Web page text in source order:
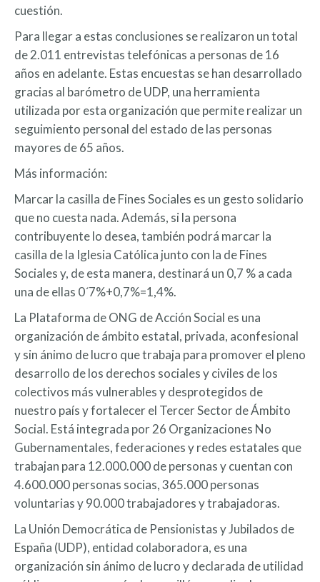
cuestión.
Para llegar a estas conclusiones se realizaron un total
de 2.011 entrevistas telefónicas a personas de 16
años en adelante. Estas encuestas se han desarrollado
gracias al barómetro de UDP, una herramienta
utilizada por esta organización que permite realizar un
seguimiento personal del estado de las personas
mayores de 65 años.
Más información:
Marcar la casilla de Fines Sociales es un gesto solidario
que no cuesta nada. Además, si la persona
contribuyente lo desea, también podrá marcar la
casilla de la Iglesia Católica junto con la de Fines
Sociales y, de esta manera, destinará un 0,7 % a cada
una de ellas 0´7%+0,7%=1,4%.
La Plataforma de ONG de Acción Social es una
organización de ámbito estatal, privada, aconfesional
y sin ánimo de lucro que trabaja para promover el pleno
desarrollo de los derechos sociales y civiles de los
colectivos más vulnerables y desprotegidos de
nuestro país y fortalecer el Tercer Sector de Ámbito
Social. Está integrada por 26 Organizaciones No
Gubernamentales, federaciones y redes estatales que
trabajan para 12.000.000 de personas y cuentan con
4.600.000 personas socias, 365.000 personas
voluntarias y 90.000 trabajadores y trabajadoras.
La Unión Democrática de Pensionistas y Jubilados de
España (UDP), entidad colaboradora, es una
organización sin ánimo de lucro y declarada de utilidad